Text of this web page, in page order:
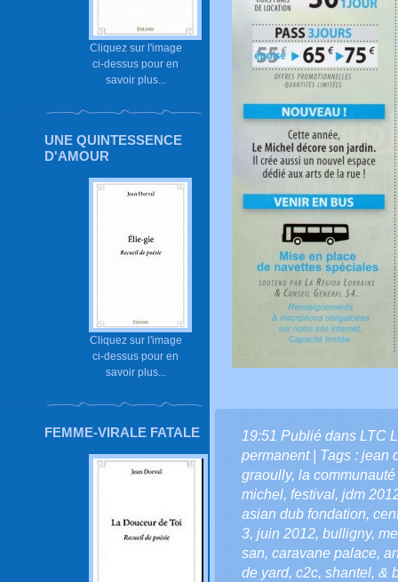
Cliquez sur l'image
ci-dessus pour en
savoir plus...
UNE QUINTESSENCE
D'AMOUR
Cliquez sur l'image
ci-dessus pour en
savoir plus...
FEMME-VIRALE FATALE 19:51 Publié dans LTC
permanent| Tags : jean
graoully, la
michel, festival, jdm
asian dub fondation,
3, juin 2012, bulligny,
san, caravane palace,
de yard, c2c, shantel, &